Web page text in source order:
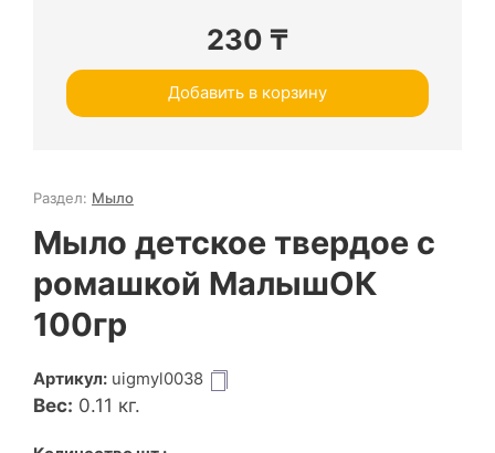
230 ₸
Добавить в корзину
Раздел: Мыло
Мыло детское твердое с
ромашкой МалышОК
100гр
Артикул: uigmyl0038
Вес: 0.11 кг.